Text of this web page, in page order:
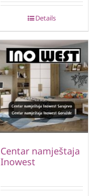
Details
Centar namještaja
Inowest